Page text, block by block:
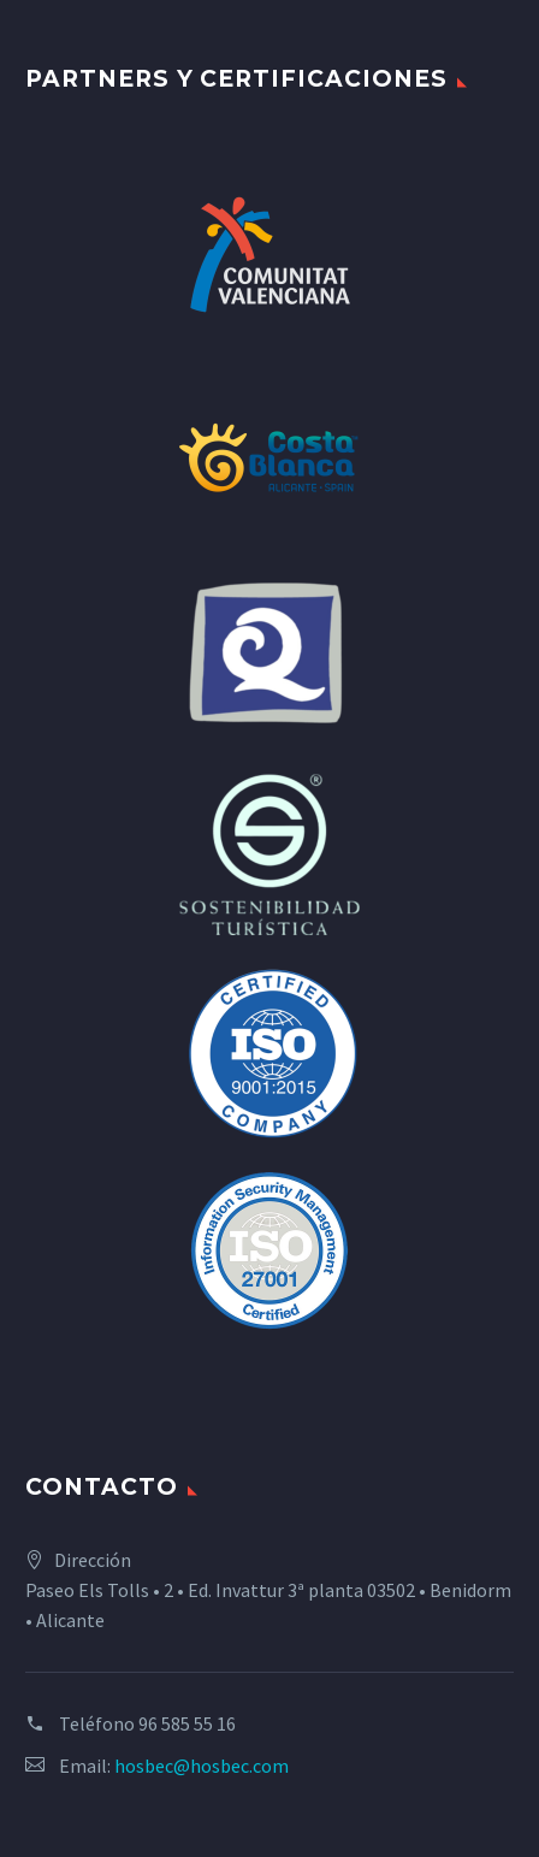
PARTNERS Y CERTIFICACIONES
CONTACTO
Dirección
Paseo Els Tolls • 2 • Ed. Invattur 3ª planta 03502 • Benidorm
• Alicante
Teléfono 96 585 55 16
Email: hosbec@hosbec.com